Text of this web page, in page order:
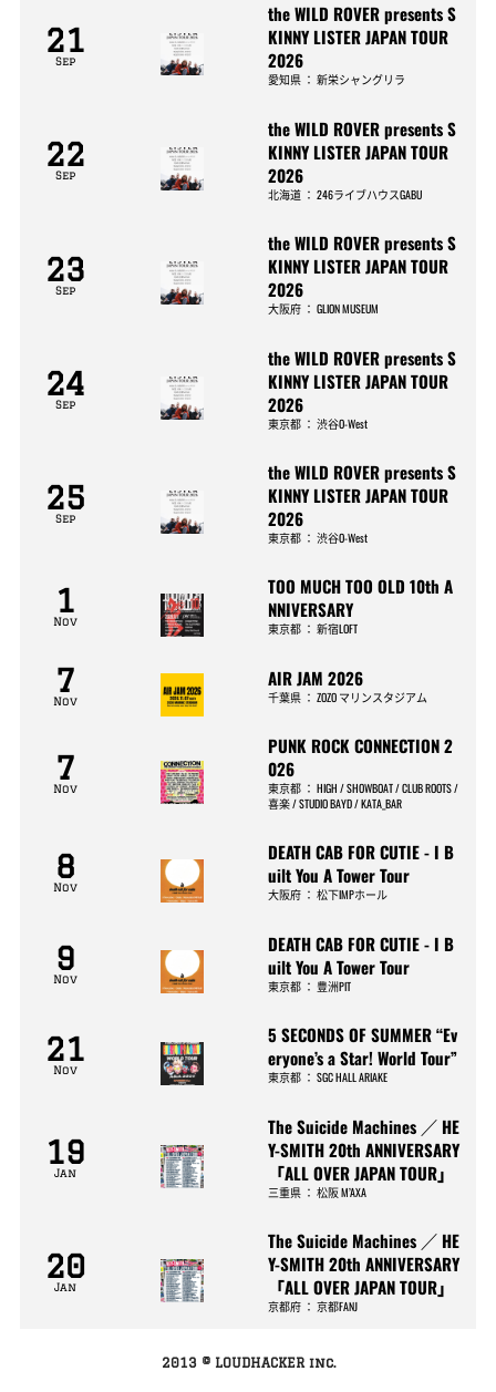
21
Sep
the WILD ROVER presents S
KINNY LISTER JAPAN TOUR
2026
愛知県 ：新栄シャングリラ
22
Sep
the WILD ROVER presents S
KINNY LISTER JAPAN TOUR
2026
北海道 ：246ライブハウスGABU
23
Sep
the WILD ROVER presents S
KINNY LISTER JAPAN TOUR
2026
大阪府 ：GLION MUSEUM
24
Sep
the WILD ROVER presents S
KINNY LISTER JAPAN TOUR
2026
東京都 ：渋谷O-West
25
Sep
the WILD ROVER presents S
KINNY LISTER JAPAN TOUR
2026
東京都 ：渋谷O-West
1
Nov
TOO MUCH TOO OLD 10th A
NNIVERSARY
東京都 ：新宿LOFT
7
Nov
AIR JAM 2026
千葉県 ：ZOZO マリンスタジアム
7
Nov
PUNK ROCK CONNECTION 2
026
東京都 ：HIGH / SHOWBOAT / CLUB ROOTS /
喜楽 / STUDIO BAYD / KATA_BAR
8
Nov
DEATH CAB FOR CUTIE - I B
uilt You A Tower Tour
大阪府 ：松下IMPホール
9
Nov
DEATH CAB FOR CUTIE - I B
uilt You A Tower Tour
東京都 ：豊洲PIT
21
Nov
5 SECONDS OF SUMMER “Ev
eryone’s a Star! World Tour”
東京都 ：SGC HALL ARIAKE
19
Jan
The Suicide Machines ／ HE
Y-SMITH 20th ANNIVERSARY
「ALL OVER JAPAN TOUR」
三重県 ：松阪 M’AXA
20
Jan
The Suicide Machines ／ HE
Y-SMITH 20th ANNIVERSARY
「ALL OVER JAPAN TOUR」
京都府 ：京都FANJ
2013 © LOUDHACKER inc.